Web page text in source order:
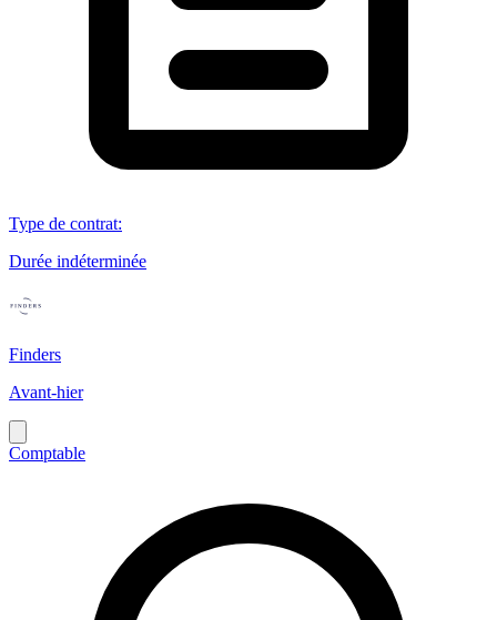
Type de contrat:
Durée indéterminée
Finders
Avant-hier
Comptable